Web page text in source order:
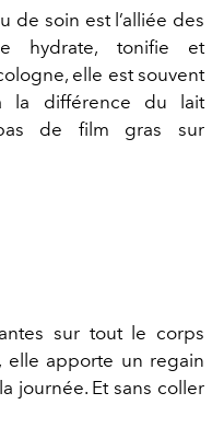
de soin est l’alliée des
hydrate, tonifie et
elle est souvent
la différence du lait
de film gras sur
sur tout le corps
elle apporte un regain
journée. Et sans coller